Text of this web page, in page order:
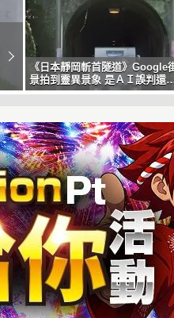
《日本靜岡斬首隧道》Google
景拍到靈異景象 是ＡＩ誤判還
惡靈作祟？